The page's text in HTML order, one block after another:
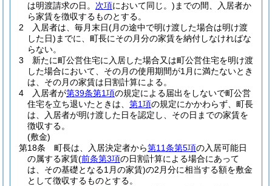
は明渡請求の日。 次項において同じ。) までの間、入居者か
ら家賃を徴収するものとする。
2
入居者は、毎月末日(月の途中で明け渡した場合は明け渡
した日) までに、町長にその月分の家賃を納付しなければな
らない。
3
新たに町公営住宅に入居した場合又は町公営住宅を明け渡
した場合において、その月の使用期間が1月に満たないとき
は、その月の家賃は日割計算による。
4
入居者が第39条第1項の規定による届出をしないで町公営
住宅を立ち退いたときは、 第1項の規定にかかわらず、町長
は、入居者が明け渡した日を認定し、その日までの家賃を
徴収する。
(敷金)
第18条
町長は、入居決定者から第11条第5項の入居可能日
の属する家賃(前条第3項の日割計算による場合にあって
は、その基礎となる1月の家賃)の2月分に相当する額を敷金
として徴収するものとする。